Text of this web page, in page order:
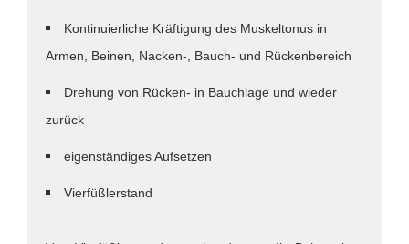
Kontinuierliche Kräftigung des Muskeltonus in
Armen, Beinen, Nacken-, Bauch- und Rückenbereich
Drehung von Rücken- in Bauchlage und wieder
zurück
eigenständiges Aufsetzen
Vierfüßlerstand